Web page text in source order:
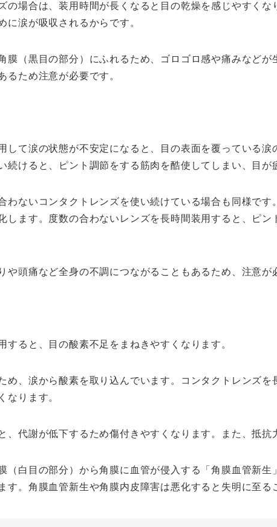
の場合は、装用時間が長くなると目の乾燥を感じやすく
に涙が吸収されるからです。
膜（黒目の部分）にふれるため、ゴロゴロ感や痛みなど
るため注意が必要です。
して涙の状態が不安定になると、目の表面を覆っている
続けると、ピント調節をする筋肉を酷使してしまい、目が
わないコンタクトレンズを使い続けている場合も同様で
します。度数の合わないレンズを長時間装用すると、ピ
や頭痛など全身の不調につながることもあるため、注意が
すると、目の酸素不足をまねきやすくなります。
め、涙から酸素を取り込んでいます。コンタクトレンズ
なります。
、代謝が低下するため傷付きやすくなります。また、抵抗
（白目の部分）から角膜に血管が侵入する「角膜血管新
す。角膜血管新生や角膜内皮障害は悪化すると失明に至る